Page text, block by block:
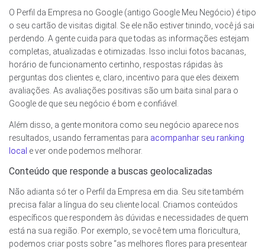
O Perfil da Empresa no Google (antigo Google Meu Negócio) é tipo
o seu cartão de visitas digital. Se ele não estiver tinindo, você já sai
perdendo. A gente cuida para que todas as informações estejam
completas, atualizadas e otimizadas. Isso inclui fotos bacanas,
horário de funcionamento certinho, respostas rápidas às
perguntas dos clientes e, claro, incentivo para que eles deixem
avaliações. As avaliações positivas são um baita sinal para o
Google de que seu negócio é bom e confiável.
Além disso, a gente monitora como seu negócio aparece nos
resultados, usando ferramentas para acompanhar seu ranking
local e ver onde podemos melhorar.
Conteúdo que responde a buscas geolocalizadas
Não adianta só ter o Perfil da Empresa em dia. Seu site também
precisa falar a língua do seu cliente local. Criamos conteúdos
específicos que respondem às dúvidas e necessidades de quem
está na sua região. Por exemplo, se você tem uma floricultura,
podemos criar posts sobre “as melhores flores para presentear